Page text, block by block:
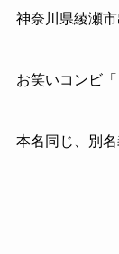
神奈川県綾瀬
お笑いコンビ
本名同じ、別名